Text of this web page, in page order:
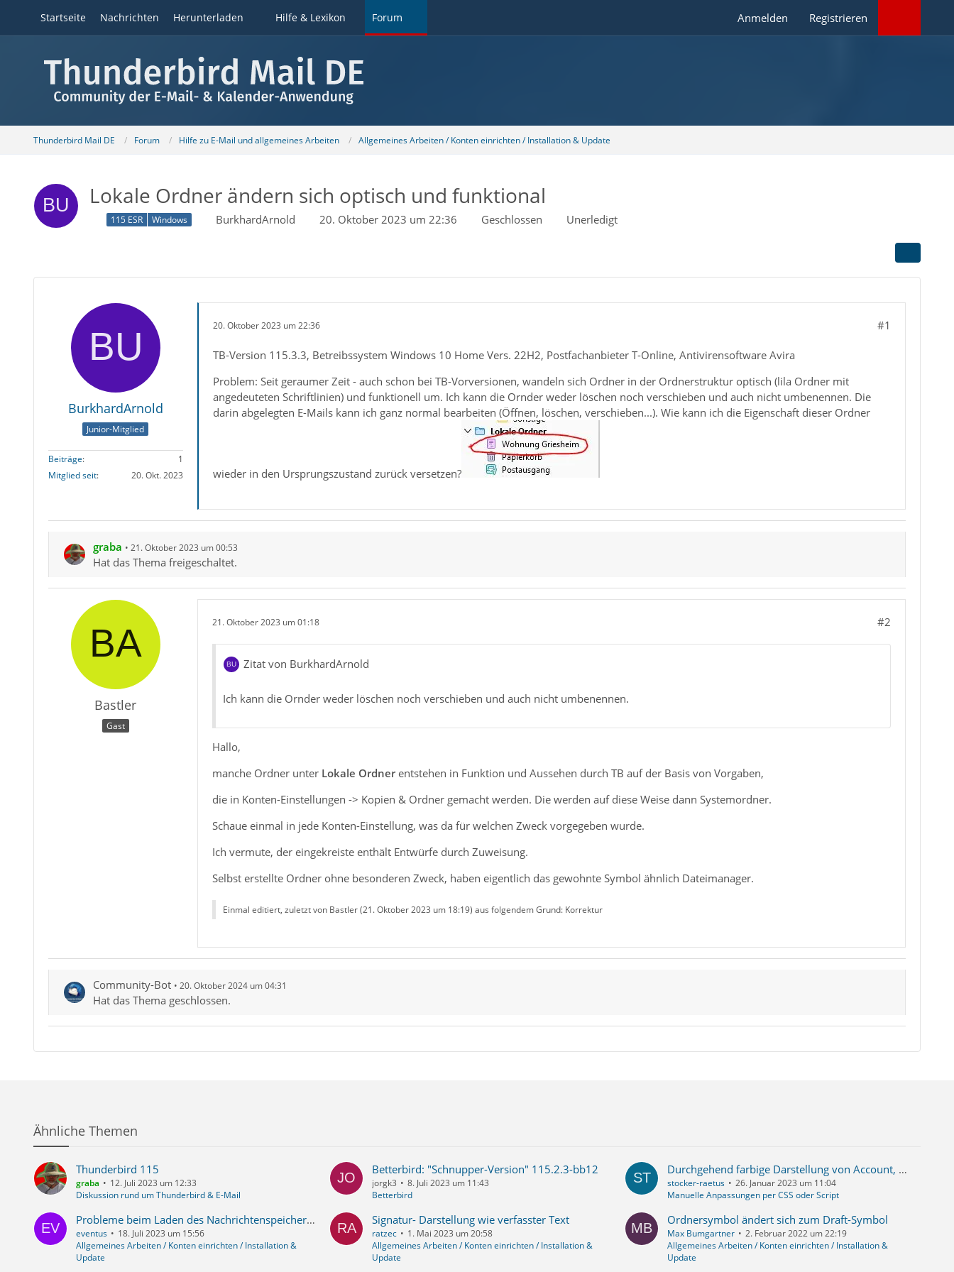
Startseite Nachrichten Herunterladen Hilfe & Lexikon Forum Anmelden Registrieren
Thunderbird Mail DE Forum Hilfe zu E-Mail und allgemeines Arbeiten Allgemeines Arbeiten / Konten einrichten / Installation & Update
Lokale Ordner ändern sich optisch und funktional
115 ESR Windows BurkhardArnold 20. Oktober 2023 um 22:36 Geschlossen Unerledigt
BurkhardArnold
Junior-Mitglied
Beiträge
1
Mitglied seit
20. Okt. 2023
20. Oktober 2023 um 22:36 #1
TB-Version 115.3.3, Betreibssystem Windows 10 Home Vers. 22H2, Postfachanbieter T-Online, Antivirensoftware Avira
Problem: Seit geraumer Zeit - auch schon bei TB-Vorversionen, wandeln sich Ordner in der Ordnerstruktur optisch (lila Ordner mit
angedeuteten Schriftlinien) und funktionell um. Ich kann die Ornder weder löschen noch verschieben und auch nicht umbenennen. Die
darin abgelegten E-Mails kann ich ganz normal bearbeiten (Öffnen, löschen, verschieben...). Wie kann ich die Eigenschaft dieser Ordner
wieder in den Ursprungszustand zurück versetzen?
graba 21. Oktober 2023 um 00:53
Hat das Thema freigeschaltet.
Bastler
Gast
21. Oktober 2023 um 01:18 #2
Zitat von BurkhardArnold
Ich kann die Ornder weder löschen noch verschieben und auch nicht umbenennen.
Hallo,
manche Ordner unter Lokale Ordnerentstehen in Funktion und Aussehen durch TB auf der Basis von Vorgaben,
die in Konten-Einstellungen -> Kopien & Ordner gemacht werden. Die werden auf diese Weise dann Systemordner.
Schaue einmal in jede Konten-Einstellung, was da für welchen Zweck vorgegeben wurde.
Ich vermute, der eingekreiste enthält Entwürfe durch Zuweisung.
Selbst erstellte Ordner ohne besonderen Zweck, haben eigentlich das gewohnte Symbol ähnlich Dateimanager.
Einmal editiert, zuletzt von Bastler (21. Oktober 2023 um 18:19) aus folgendem Grund: Korrektur
Community-Bot 20. Oktober 2024 um 04:31
Hat das Thema geschlossen.
Ähnliche Themen
Thunderbird 115
graba
12. Juli 2023 um 12:33
Diskussion rund um Thunderbird & E-Mail
Betterbird: "Schnupper-Version" 115.2.3-bb12
jorgk3
8. Juli 2023 um 11:43
Betterbird
Durchgehend farbige Darstellung von Account, Postfach Unterverzeichnis und Mails bei neu eintreffenden und ungelesenen Mails
stocker-raetus
26. Januar 2023 um 11:04
Manuelle Anpassungen per CSS oder Script
Probleme beim Laden des Nachrichtenspeichers vom Konto "Lokale Ordner" und defekte neu erstellte Ordner
eventus
18. Juli 2023 um 15:56
Allgemeines Arbeiten / Konten einrichten / Installation &
Update
Signatur- Darstellung wie verfasster Text
ratzec
1. Mai 2023 um 20:58
Allgemeines Arbeiten / Konten einrichten / Installation &
Update
Ordnersymbol ändert sich zum Draft-Symbol
Max Bumgartner
2. Februar 2022 um 22:19
Allgemeines Arbeiten / Konten einrichten / Installation &
Update